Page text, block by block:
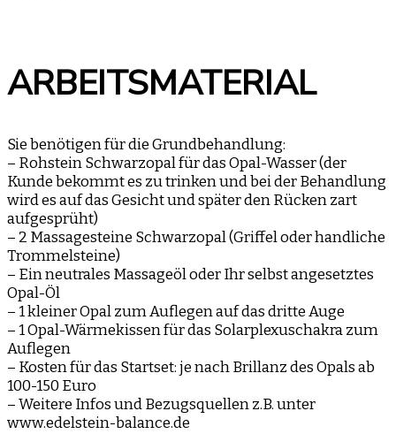
ARBEITSMATERIAL
Sie benötigen für die Grundbehandlung:
– Rohstein Schwarzopal für das Opal-Wasser (der
Kunde bekommt es zu trinken und bei der Behandlung
wird es auf das Gesicht und später den Rücken zart
aufgesprüht)
– 2 Massagesteine Schwarzopal (Griffel oder handliche
Trommelsteine)
– Ein neutrales Massageöl oder Ihr selbst angesetztes
Opal-Öl
– 1 kleiner Opal zum Auflegen auf das dritte Auge
– 1 Opal-Wärmekissen für das Solarplexuschakra zum
Auflegen
– Kosten für das Startset: je nach Brillanz des Opals ab
100-150 Euro
– Weitere Infos und Bezugsquellen z.B. unter
www.edelstein-balance.de